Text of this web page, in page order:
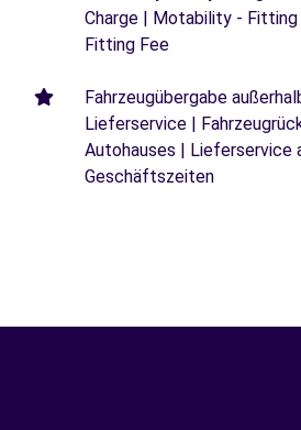
Charge | Motability -
Fitting Fee
Fahrzeugübergabe
Lieferservice |
Autohauses | Lieferservice
Geschäftszeiten